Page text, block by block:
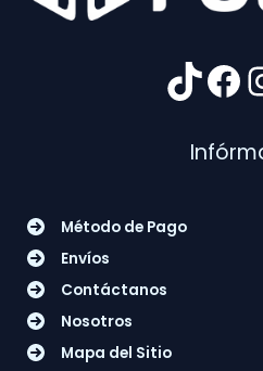
Método de Pago
Envíos
Contáctanos
Nosotros
Mapa del Sitio